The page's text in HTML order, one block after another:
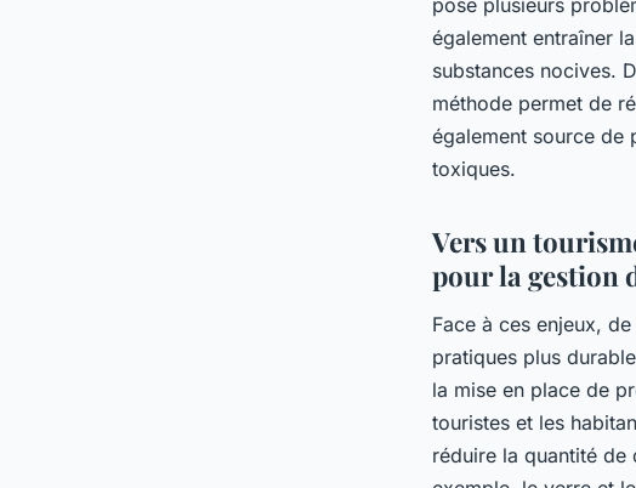
pose plusieurs
également entraîner
substances nocives.
méthode permet de
également source de
toxiques.
Vers un
pour la gestion
Face à ces enjeux,
pratiques plus
la mise en place de
touristes et les
réduire la quantité de